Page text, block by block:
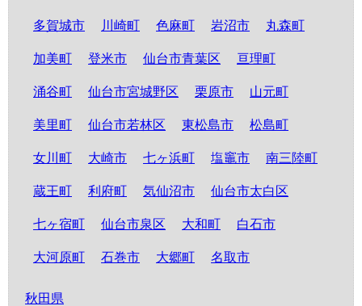
多賀城市 川崎町 色麻町 岩沼市 丸森町
加美町 登米市 仙台市青葉区 亘理町
涌谷町 仙台市宮城野区 栗原市 山元町
美里町 仙台市若林区 東松島市 松島町
女川町 大崎市 七ヶ浜町 塩竈市 南三陸町
蔵王町 利府町 気仙沼市 仙台市太白区
七ヶ宿町 仙台市泉区 大和町 白石市
大河原町 石巻市 大郷町 名取市
秋田県